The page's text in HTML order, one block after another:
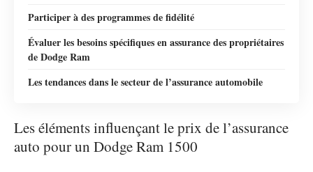
Participer à des programmes de fidélité
Évaluer les besoins spécifiques en assurance des propriétaires
de Dodge Ram
Les tendances dans le secteur de l’assurance automobile
Les éléments influençant le prix de l’assurance
auto pour un Dodge Ram 1500